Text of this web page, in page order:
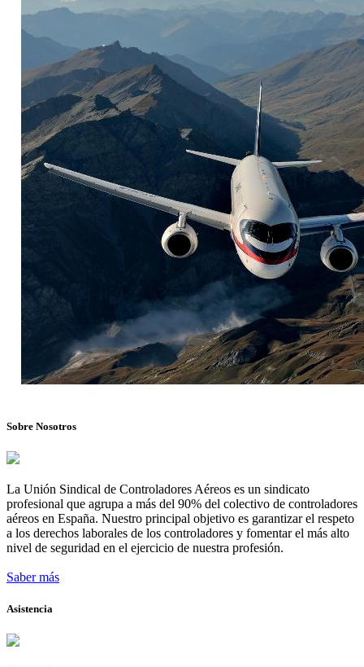
Sobre Nosotros
La Unión Sindical de Controladores Aéreos es un sindicato
profesional que agrupa a más del 90% del colectivo de controladores
aéreos en España. Nuestro principal objetivo es garantizar el respeto
a los derechos laborales de los controladores y fomentar el más alto
nivel de seguridad en el ejercicio de nuestra profesión.
Saber más
Asistencia